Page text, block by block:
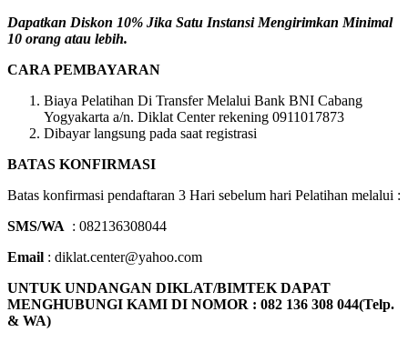
Dapatkan Diskon 10% Jika Satu Instansi Mengirimkan Minimal
10 orang atau lebih.
CARA PEMBAYARAN
Biaya Pelatihan Di Transfer Melalui Bank BNI Cabang
Yogyakarta a/n. Diklat Center rekening 0911017873
Dibayar langsung pada saat registrasi
BATAS KONFIRMASI
Batas konfirmasi pendaftaran 3 Hari sebelum hari Pelatihan melalui :
SMS/WA : 082136308044
Email : diklat.center@yahoo.com
UNTUK UNDANGAN DIKLAT/BIMTEK DAPAT
MENGHUBUNGI KAMI DI NOMOR : 082 136 308 044(Telp.
& WA)